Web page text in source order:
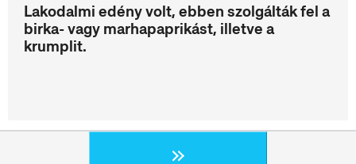
Lakodalmi edény volt, ebben szolgálták fel a
birka- vagy marhapaprikást, illetve a
krumplit.